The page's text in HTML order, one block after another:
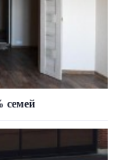
семей